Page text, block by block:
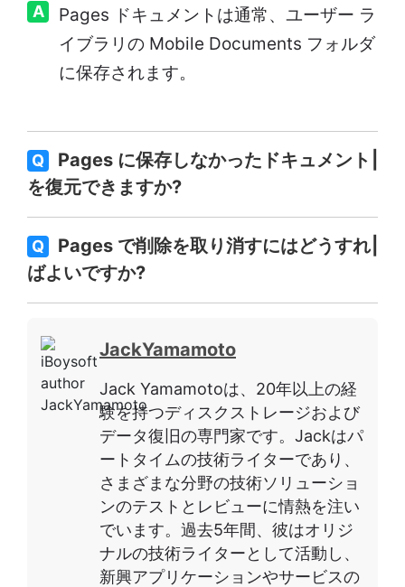
A
Pages ドキュメントは通常、ユーザー ラ
イブラリの Mobile Documents フォルダ
に保存されます。
Q
Pages に保存しなかったドキュメント
を復元できますか?
Q
Pages で削除を取り消すにはどうすれ
ばよいですか?
JackYamamoto
Jack Yamamotoは、20年以上の経
験を持つディスクストレージおよび
データ復旧の専門家です。Jackはパ
ートタイムの技術ライターであり、
さまざまな分野の技術ソリューショ
ンのテストとレビューに情熱を注い
でいます。過去5年間、彼はオリジ
ナルの技術ライターとして活動し、
新興アプリケーションやサービスの